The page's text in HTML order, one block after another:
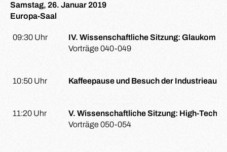
Samstag, 26. Januar 2019
Europa-Saal
09:30 Uhr
IV. Wissenschaftliche Sitzung: Glaukom II
Vorträge 040-049
10:50 Uhr Kaffeepause und Besuch der
11:20 Uhr
V. Wissenschaftliche Sitzung: High-Tech
Vorträge 050-054